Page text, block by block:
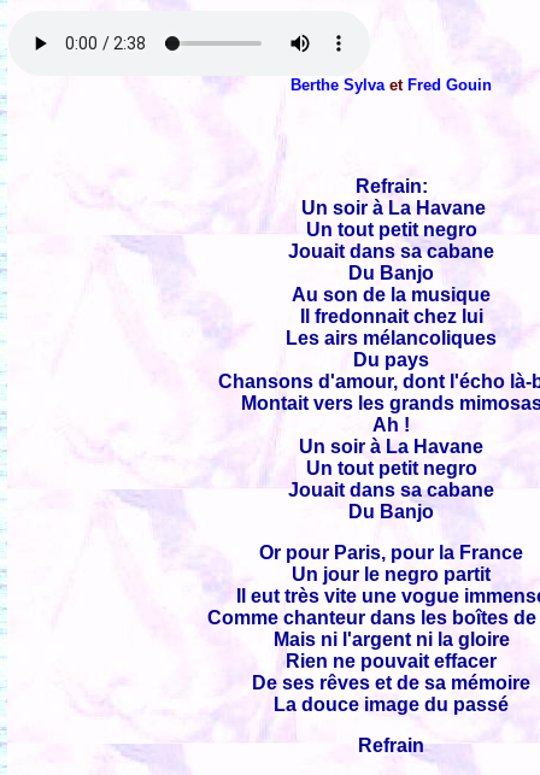
Berthe Sylvaet Fred Gouin
Refrain:
Un soir à La Havane
Un tout petit negro
Jouait dans sa cabane
Du Banjo
Au son de la musique
Il fredonnait chez lui
Les airs mélancoliques
Du pays
Chansons d'amour, dont l'écho là-
Montait vers les grands
Ah !
Un soir à La Havane
Un tout petit negro
Jouait dans sa cabane
Du Banjo
Or pour Paris, pour la France
Un jour le negro partit
Il eut très vite une vogue
Comme chanteur dans les boîtes
Mais ni l'argent ni la gloire
Rien ne pouvait effacer
De ses rêves et de sa mémoire
La douce image du passé
Refrain